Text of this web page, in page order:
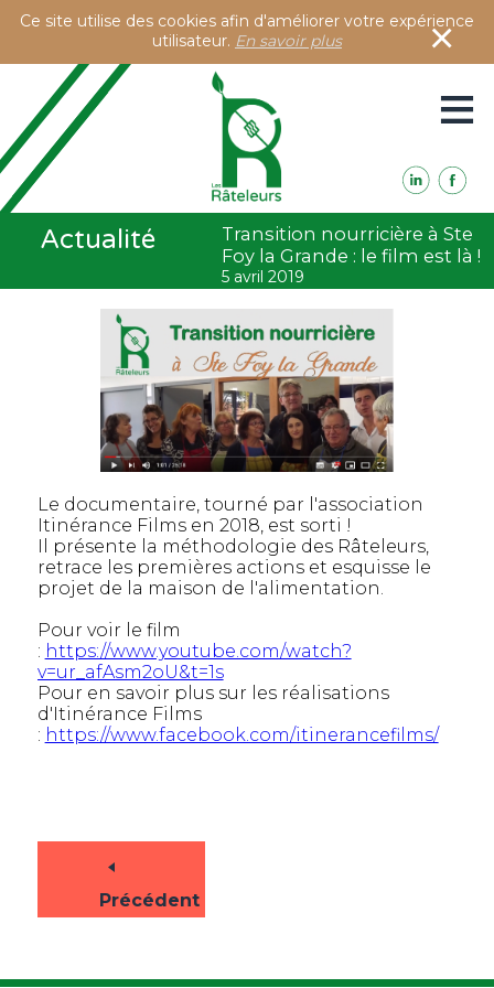
Ce site utilise des cookies afin d'améliorer votre expérience
utilisateur. En savoir plus ×
≡
Présentation
Activités
Accès à notre blog
Contacts
Actualité
Transition nourricière à Ste
Foy la Grande : le film est là !
5 avril 2019
Le documentaire, tourné par l'association
Itinérance Films en 2018, est sorti !
Il présente la méthodologie des Râteleurs,
retrace les premières actions et esquisse le
projet de la maison de l'alimentation.
Pour voir le film
: https://www.youtube.com/watch?
v=ur_afAsm2oU&t=1s
Pour en savoir plus sur les réalisations
d'Itinérance Films
: https://www.facebook.com/itinerancefilms/
Précédent